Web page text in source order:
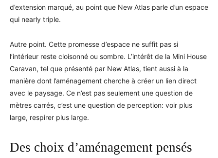
d’extension marqué, au point que New Atlas parle d’un espace
qui nearly triple.
Autre point. Cette promesse d’espace ne suffit pas si
l’intérieur reste cloisonné ou sombre. L’intérêt de la Mini House
Caravan, tel que présenté par New Atlas, tient aussi à la
manière dont l’aménagement cherche à créer un lien direct
avec le paysage. Ce n’est pas seulement une question de
mètres carrés, c’est une question de perception: voir plus
large, respirer plus large.
Des choix d’aménagement pensés